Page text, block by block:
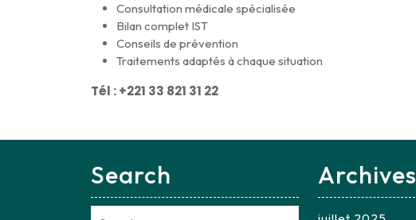
Consultation médicale spécialisée
Bilan complet IST
Conseils de prévention
Traitements adaptés à chaque situation
Tél : +221 33 821 31 22
Search Archives